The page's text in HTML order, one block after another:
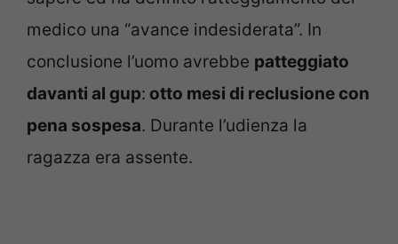
medico una “avance indesiderata”. In
conclusione l’uomo avrebbe patteggiato
davanti al gup: otto mesi di reclusione con
pena sospesa. Durante l’udienza la
ragazza era assente.